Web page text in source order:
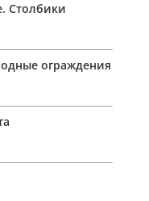
Столбики
ограждения